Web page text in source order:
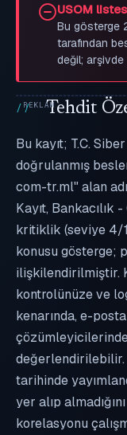
USOM
Bu gösterge
tarafından
değil; arşivde
Tehdit
Bu kayıt; T.C.
doğrulanmış
com-tr.ml" alan
Kayıt, Bankacılık
kritiklik (seviye 4/
konusu gösterge;
ilişkilendirilmiştir.
kontrolünüze ve
kenarında, e-
değerlendirilebilir.
tarihinde
yer alıp
korelasyonu